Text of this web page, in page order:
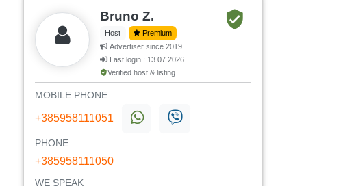
Bruno Z.
Host
Premium
Advertiser since 2019.
Last login : 13.07.2026.
Verified host & listing
MOBILE PHONE
+385958111051
PHONE
+385958111050
WE SPEAK